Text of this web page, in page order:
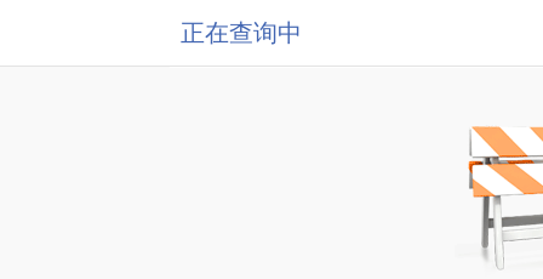
正在查询中